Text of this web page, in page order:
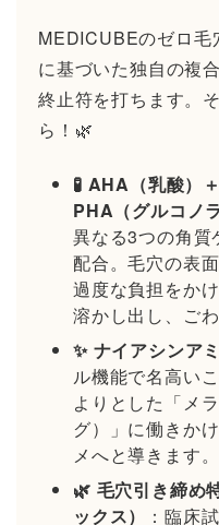
MEDICUBEのゼロ毛
に基づいた独自の複
終止符を打ちます。
ら！🌿
🧪 AHA（乳酸）
PHA（グルコノ
異なる3つの角質
配合。毛穴の表
過度な負担をか
溶かし出し、ご
✨ ナイアシンア
ル機能で名高い
よりとした「メ
グ）」に働きか
メへと導きます。
🌿 毛穴引き締め
ックス）
：臨床